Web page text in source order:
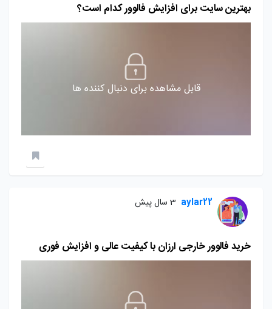
بهترین سایت برای افزایش فالوور کدام است؟
قابل مشاهده برای دنبال کننده ها
aylar22 3 سال پیش
خرید فالوور خارجی ارزان با کیفیت عالی و افزایش فوری